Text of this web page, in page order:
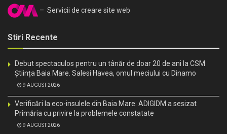
– Servicii de creare site web
Stiri Recente
Debut spectaculos pentru un tânăr de doar 20 de ani la CSM
Știința Baia Mare. Salesi Havea, omul meciului cu Dinamo
9 AUGUST 2026
Verificări la eco-insulele din Baia Mare. ADIGIDM a sesizat
Primăria cu privire la problemele constatate
9 AUGUST 2026